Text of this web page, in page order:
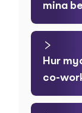
mina
Hur
co-